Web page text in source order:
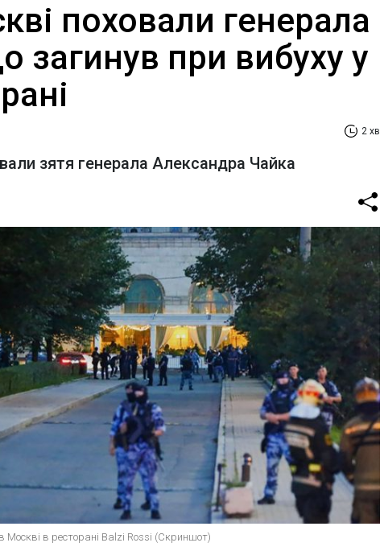
поховали генерала
загинув при вибуху у
2 хв
зятя генерала Александра Чайка
Москві в ресторані Balzi Rossi (Скриншот)